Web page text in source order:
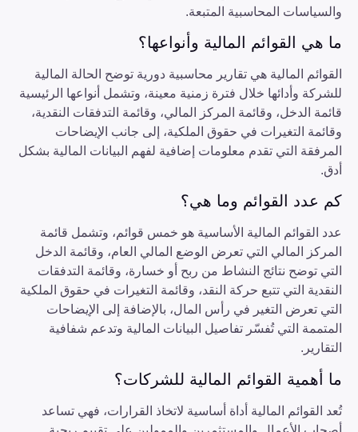
والسياسات المحاسبية المتبعة.
ما هي القوائم المالية وأنواعها؟
القوائم المالية هي تقارير محاسبية دورية توضح الحالة المالية
للشركة وأدائها خلال فترة زمنية معينة، وتشمل أنواعها الرئيسية
قائمة الدخل، وقائمة المركز المالي، وقائمة التدفقات النقدية،
وقائمة التغيرات في حقوق الملكية، إلى جانب الإيضاحات
المرفقة التي تقدم معلومات إضافية لفهم البيانات المالية بشكل
أدق.
كم عدد القوائم وما هي؟
عدد القوائم المالية الأساسية هو خمس قوائم، وتشمل قائمة
المركز المالي التي تعرض الوضع المالي العام، وقائمة الدخل
التي توضح نتائج النشاط من ربح أو خسارة، وقائمة التدفقات
النقدية التي تتبع حركة النقد، وقائمة التغيرات في حقوق الملكية
التي تعرض التغير في رأس المال، بالإضافة إلى الإيضاحات
المتممة التي تُفسّر تفاصيل البيانات المالية وتدعم شفافية
التقارير.
ما أهمية القوائم المالية للشركات؟
تُعد القوائم المالية أداة أساسية لاتخاذ القرارات، فهي تساعد